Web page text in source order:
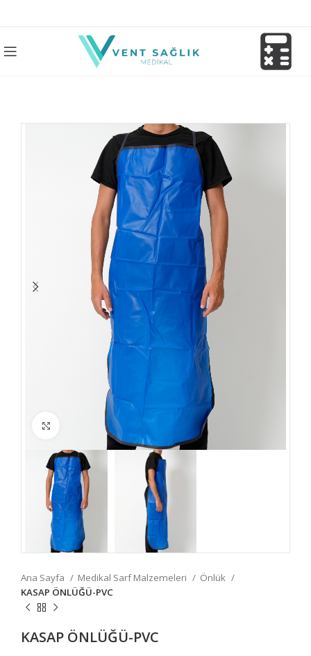
Fotoğrafı Büyüt
Ana Sayfa Medikal Sarf Malzemeleri
Önlük
KASAP ÖNLÜĞÜ-PVC
KASAP ÖNLÜĞÜ-PVC